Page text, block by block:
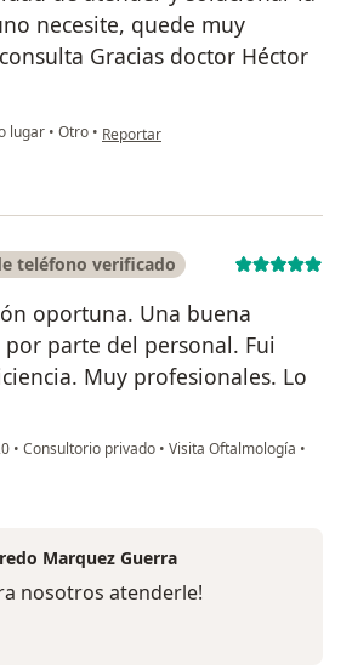
necesite, quede muy
Gracias doctor Héctor
lugar • Otro • en opinión del usuario Monica
Reportar
teléfono verificado
oportuna. Una buena
parte del personal. Fui
Muy profesionales. Lo
• Consultorio privado • Visita Oftalmología •
Marquez Guerra
nosotros atenderle!